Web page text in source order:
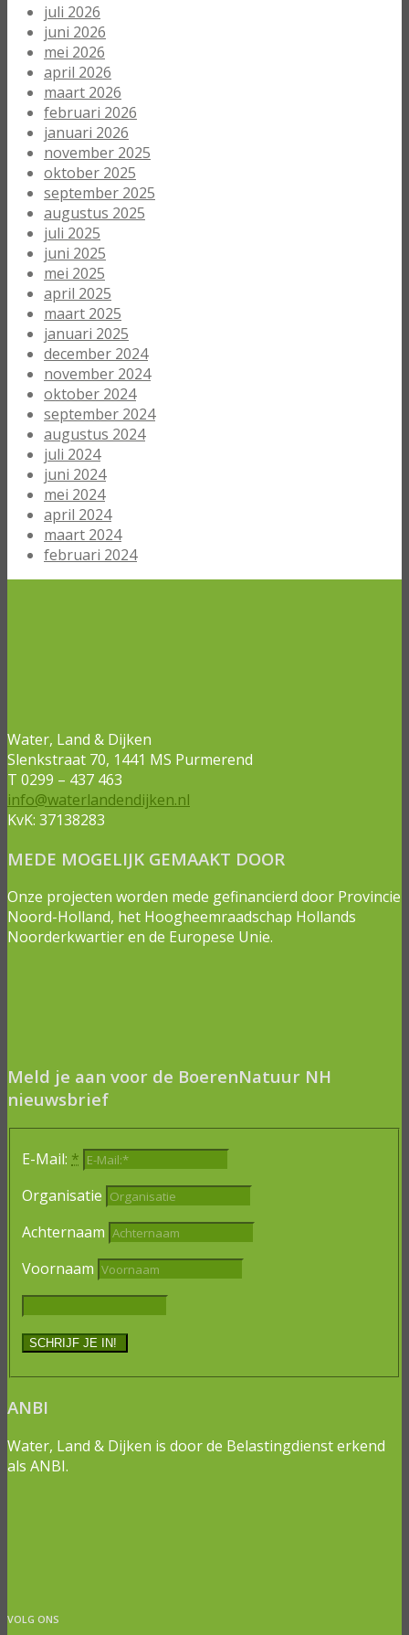
juli 2026
juni 2026
mei 2026
april 2026
maart 2026
februari 2026
januari 2026
november 2025
oktober 2025
september 2025
augustus 2025
juli 2025
juni 2025
mei 2025
april 2025
maart 2025
januari 2025
december 2024
november 2024
oktober 2024
september 2024
augustus 2024
juli 2024
juni 2024
mei 2024
april 2024
maart 2024
februari 2024
Water, Land & Dijken
Slenkstraat 70, 1441 MS Purmerend
T 0299 – 437 463
info@waterlandendijken.nl
KvK: 37138283
MEDE MOGELIJK GEMAAKT DOOR
Onze projecten worden mede gefinancierd door Provincie
Noord-Holland, het Hoogheemraadschap Hollands
Noorderkwartier en de Europese Unie.
Meld je aan voor de BoerenNatuur NH
nieuwsbrief
E-Mail: *
Organisatie
Achternaam
Voornaam
ANBI
Water, Land & Dijken is door de Belastingdienst erkend
als ANBI.
VOLG ONS